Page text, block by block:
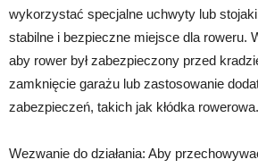
wykorzystać specjalne uchwyty lub
stabilne i bezpieczne miejsce dla roweru.
aby rower był zabezpieczony przed
zamknięcie garażu lub zastosowanie
zabezpieczeń, takich jak kłódka rowerowa.
Wezwanie do działania: Aby